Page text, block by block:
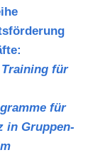
für
für
in Gruppen-